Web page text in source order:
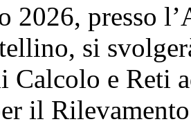
2026, presso
si
Calcolo e Reti
il